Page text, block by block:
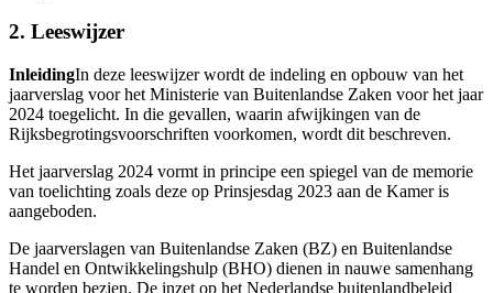
2. Leeswijzer
InleidingIn deze leeswijzer wordt de indeling en opbouw van het
jaarverslag voor het Ministerie van Buitenlandse Zaken voor het jaar
2024 toegelicht. In die gevallen, waarin afwijkingen van de
Rijksbegrotingsvoorschriften voorkomen, wordt dit beschreven.
Het jaarverslag 2024 vormt in principe een spiegel van de memorie
van toelichting zoals deze op Prinsjesdag 2023 aan de Kamer is
aangeboden.
De jaarverslagen van Buitenlandse Zaken (BZ) en Buitenlandse
Handel en Ontwikkelingshulp (BHO) dienen in nauwe samenhang
te worden bezien. De inzet op het Nederlandse buitenlandbeleid